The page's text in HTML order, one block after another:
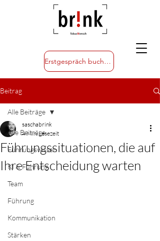
Erstgespräch buchen
Beitrag
Alle Beiträge
Führungswissen
KI & Führung
Team
Führung
Kommunikation
Stärken
Alle Beiträge
Führungssituationen, die auf
Ihre Entscheidung warten
saschabrink
4 Min. Lesezeit